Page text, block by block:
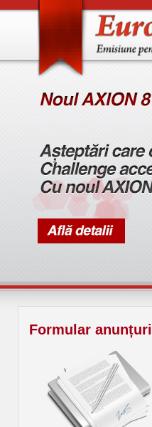
Formular anunțuri